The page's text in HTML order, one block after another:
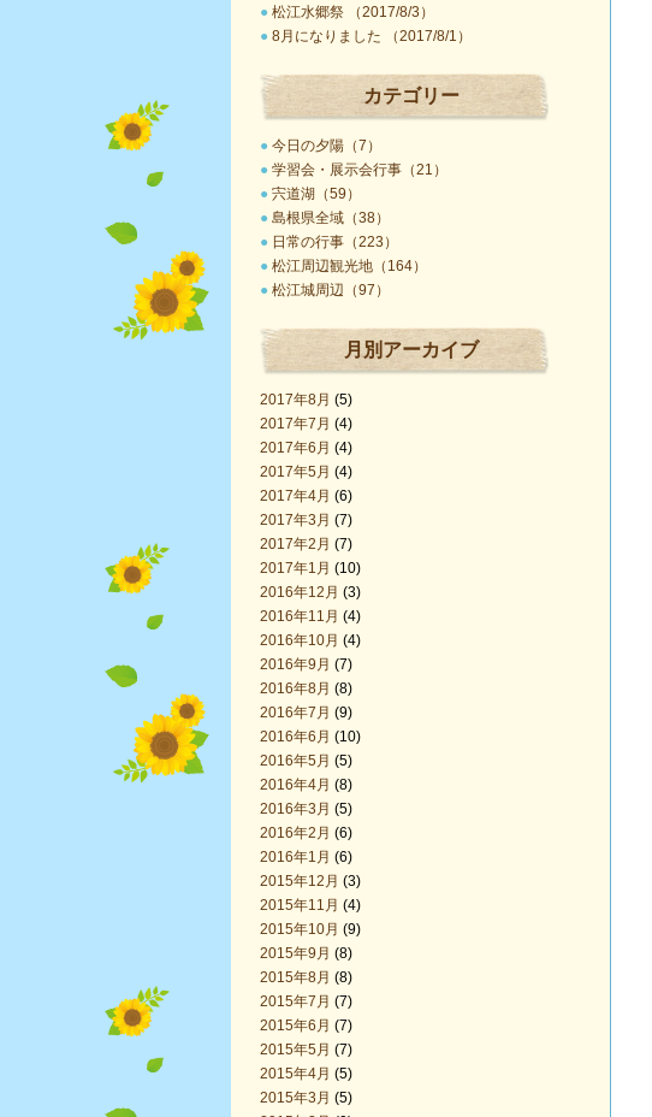
● 松江水郷祭 （2017/8/3）
● 8月になりました （2017/8/1）
カテゴリー
● 今日の夕陽（7）
● 学習会・展示会行事（21）
● 宍道湖（59）
● 島根県全域（38）
● 日常の行事（223）
● 松江周辺観光地（164）
● 松江城周辺（97）
月別アーカイブ
2017年8月 (5)
2017年7月 (4)
2017年6月 (4)
2017年5月 (4)
2017年4月 (6)
2017年3月 (7)
2017年2月 (7)
2017年1月 (10)
2016年12月 (3)
2016年11月 (4)
2016年10月 (4)
2016年9月 (7)
2016年8月 (8)
2016年7月 (9)
2016年6月 (10)
2016年5月 (5)
2016年4月 (8)
2016年3月 (5)
2016年2月 (6)
2016年1月 (6)
2015年12月 (3)
2015年11月 (4)
2015年10月 (9)
2015年9月 (8)
2015年8月 (8)
2015年7月 (7)
2015年6月 (7)
2015年5月 (7)
2015年4月 (5)
2015年3月 (5)